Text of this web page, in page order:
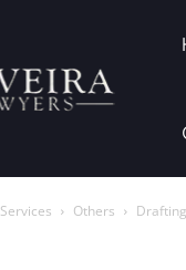
Services Others